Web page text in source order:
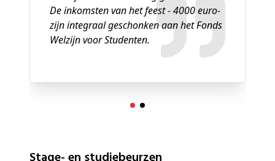
De inkomsten van het feest - 4000 euro-
zijn integraal geschonken aan het Fonds
Welzijn voor Studenten.